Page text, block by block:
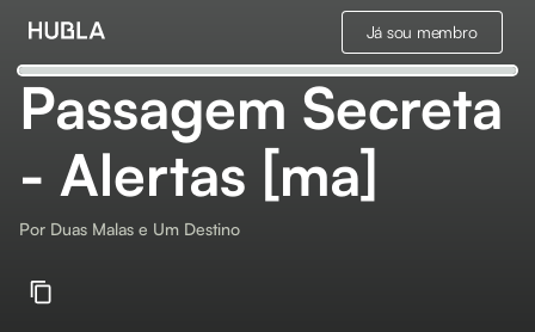
Já sou membro
Passagem Secreta
- Alertas [ma]
Por Duas Malas e Um Destino